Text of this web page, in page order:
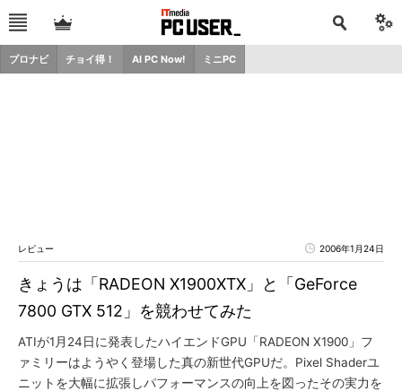
プロナビ チョイ得！ AI PC Now! ミニPC
レビュー 2006年1月24日
きょうは「RADEON X1900XTX」と「GeForce
7800 GTX 512」を競わせてみた
ATIが1月24日に発表したハイエンドGPU「RADEON X1900」フ
ァミリーはようやく登場した真の新世代GPUだ。Pixel Shaderユ
ニットを大幅に拡張しパフォーマンスの向上を図ったその実力を